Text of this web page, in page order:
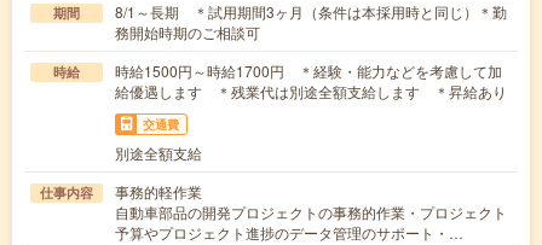
期間
8/1～長期 ＊試用期間3ヶ月（条件は本採用時と同じ）＊勤
務開始時期のご相談可
時給
時給1500円～時給1700円 ＊経験・能力などを考慮して加
給優遇します ＊残業代は別途全額支給します ＊昇給あり
交通費
別途全額支給
仕事内容
事務的軽作業
自動車部品の開発プロジェクトの事務的作業・プロジェクト
予算やプロジェクト進捗のデータ管理のサポート・…